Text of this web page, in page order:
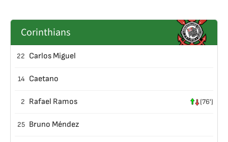
Corinthians
22 Carlos Miguel
14 Caetano
2 Rafael Ramos (76')
25 Bruno Méndez